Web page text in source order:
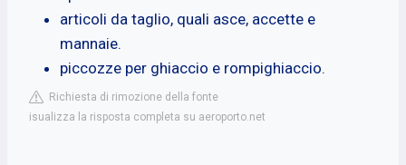
articoli da taglio, quali asce, accette e
mannaie.
piccozze per ghiaccio e rompighiaccio.
Richiesta di rimozione della fonte
isualizza la risposta completa su aeroporto.net